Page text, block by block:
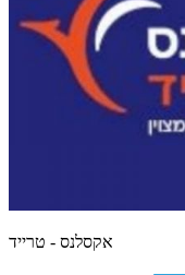
אקסלנס - טרייד